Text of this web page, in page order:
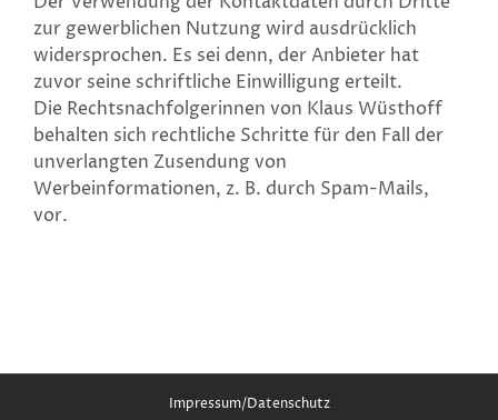
zur gewerblichen Nutzung wird ausdrücklich
widersprochen. Es sei denn, der Anbieter hat
zuvor seine schriftliche Einwilligung erteilt.
Die Rechtsnachfolgerinnen von Klaus Wüsthoff
behalten sich rechtliche Schritte für den Fall der
unverlangten Zusendung von
Werbeinformationen, z. B. durch Spam-Mails,
vor.
Impressum/Datenschutz